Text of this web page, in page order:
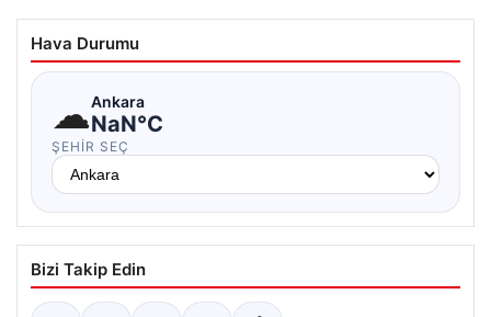
Hava Durumu
☁Ankara
NaN°C
ŞEHIR SEÇ
Bizi Takip Edin